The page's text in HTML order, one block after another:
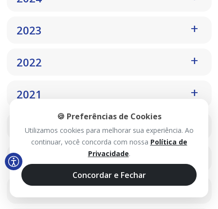
2023
2022
2021
2020
2019
2018
🍪 Preferências de Cookies
Utilizamos cookies para melhorar sua experiência. Ao
continuar, você concorda com nossa Política de
Privacidade.
Concordar e Fechar